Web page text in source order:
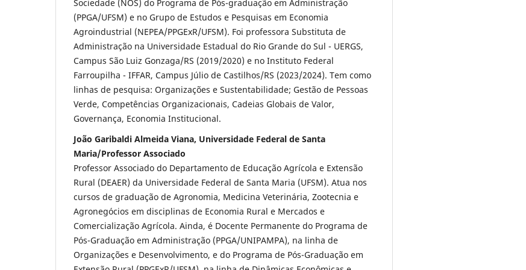
Sociedade (NOS) do Programa de Pós-graduação em Administração
(PPGA/UFSM) e no Grupo de Estudos e Pesquisas em Economia
Agroindustrial (NEPEA/PPGExR/UFSM). Foi professora Substituta de
Administração na Universidade Estadual do Rio Grande do Sul - UERGS,
Campus São Luiz Gonzaga/RS (2019/2020) e no Instituto Federal
Farroupilha - IFFAR, Campus Júlio de Castilhos/RS (2023/2024). Tem como
linhas de pesquisa: Organizações e Sustentabilidade; Gestão de Pessoas
Verde, Competências Organizacionais, Cadeias Globais de Valor,
Governança, Economia Institucional.
João Garibaldi Almeida Viana, Universidade Federal de Santa
Maria/Professor Associado
Professor Associado do Departamento de Educação Agrícola e Extensão
Rural (DEAER) da Universidade Federal de Santa Maria (UFSM). Atua nos
cursos de graduação de Agronomia, Medicina Veterinária, Zootecnia e
Agronegócios em disciplinas de Economia Rural e Mercados e
Comercialização Agrícola. Ainda, é Docente Permanente do Programa de
Pós-Graduação em Administração (PPGA/UNIPAMPA), na linha de
Organizações e Desenvolvimento, e do Programa de Pós-Graduação em